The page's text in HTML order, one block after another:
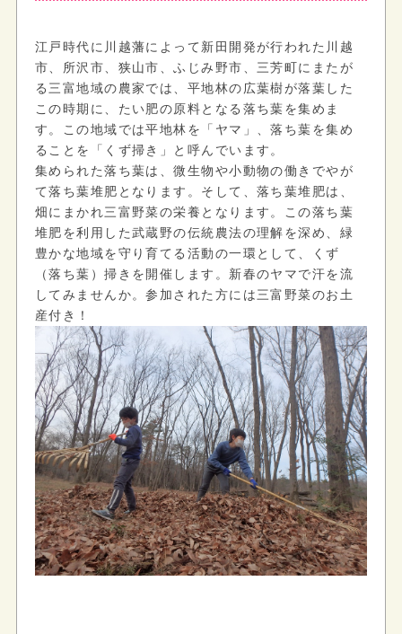
江戸時代に川越藩によって新田開発が行われた川越
市、所沢市、狭山市、ふじみ野市、三芳町にまたが
る三富地域の農家では、平地林の広葉樹が落葉した
この時期に、たい肥の原料となる落ち葉を集めま
す。この地域では平地林を「ヤマ」、落ち葉を集め
ることを「くず掃き」と呼んでいます。
集められた落ち葉は、微生物や小動物の働きでやが
て落ち葉堆肥となります。そして、落ち葉堆肥は、
畑にまかれ三富野菜の栄養となります。この落ち葉
堆肥を利用した武蔵野の伝統農法の理解を深め、緑
豊かな地域を守り育てる活動の一環として、くず
（落ち葉）掃きを開催します。新春のヤマで汗を流
してみませんか。参加された方には三富野菜のお土
産付き！